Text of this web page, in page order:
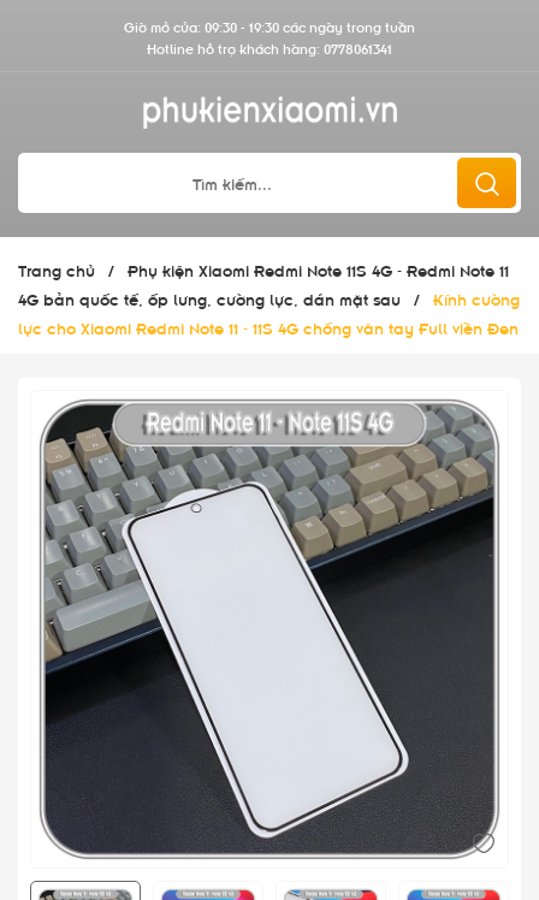
Giờ mở cửa: 09:30 - 19:30 các ngày trong tuần
Hotline hỗ trợ khách hàng: 0778061341
Trang chủ / Phụ kiện Xiaomi Redmi Note 11S 4G - Redmi Note 11
4G bản quốc tế, ốp lưng, cường lực, dán mặt sau
/ Kính cường
lực cho Xiaomi Redmi Note 11 - 11S 4G chống vân tay Full viền Đen